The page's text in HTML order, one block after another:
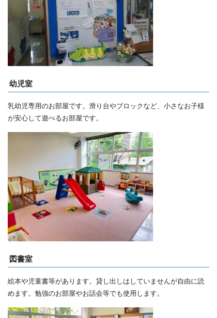
幼児室
乳幼児専用のお部屋です。滑り台やブロックなど、小さなお子様
が安心して遊べるお部屋です。
図書室
絵本や児童書等があります。貸し出しはしていませんが自由に読
めます。勉強のお部屋やお話会等でも使用します。